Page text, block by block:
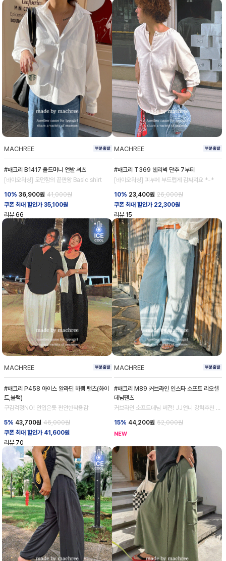
MACHREE
#매크리 B1417 올드머니 언발 셔츠
[바이오워싱] 모던함의 끝판왕 Basic shirt
10% 36,900원 41,000원
쿠폰 최대 할인가 35,100원
리뷰 66
MACHREE
#매크리 T369 헨리넥 단추 7부티
[바이오워싱] 피부에 부드럽게 감싸져요 *-*
10% 23,400원 26,000원
쿠폰 최대 할인가 22,300원
리뷰 15
MACHREE
#매크리 P458 아이스 알라딘 하렘 팬츠(화이
트,블랙)
구김걱정NO! 안입은듯 편안한착용감
5% 43,700원 46,000원
쿠폰 최대 할인가 41,600원
리뷰 70
MACHREE
#매크리 M89 커브라인 인스타 소프트 리오셀
데님팬츠
커브라인 소프트데님 버전! JJ언니 강력추천 데
15% 44,200원 52,000원
NEW